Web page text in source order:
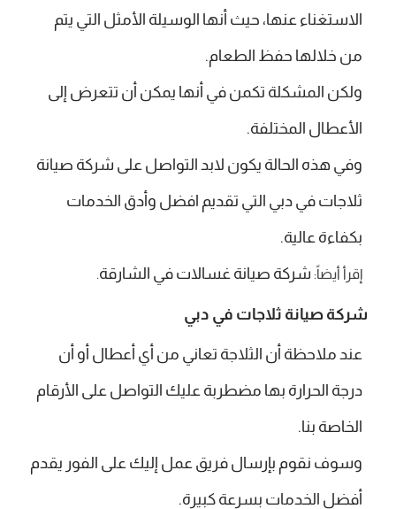
الاستغناء عنها، حيث أنها الوسيلة الأمثل التي يتم
من خلالها حفظ الطعام.
ولكن المشكلة تكمن في أنها يمكن أن تتعرض إلى
الأعطال المختلفة.
وفي هذه الحالة يكون لابد التواصل على شركة صيانة
ثلاجات في دبي التي تقديم افضل وأدق الخدمات
بكفاءة عالية.
إقرأ أيضاً: شركة صيانة غسالات في الشارقة.
شركة صيانة ثلاجات في دبي
عند ملاحظة أن الثلاجة تعاني من أي أعطال أو أن
درجة الحرارة بها مضطربة عليك التواصل على الأرقام
الخاصة بنا.
وسوف نقوم بإرسال فريق عمل إليك على الفور يقدم
أفضل الخدمات بسرعة كبيرة.